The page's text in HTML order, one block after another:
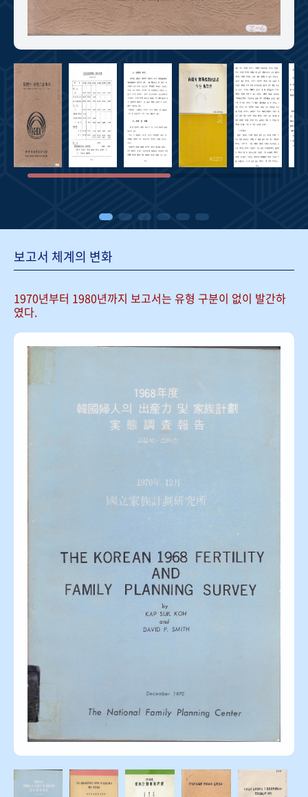
보고서 체계의 변화
1970년부터 1980년까지 보고서는 유형 구분이 없이 발간하
였다.